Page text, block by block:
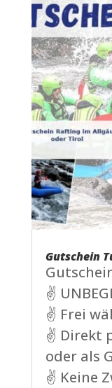
Gutschein
✌
✌ Frei
✌ Direkt
oder als
✌ Keine